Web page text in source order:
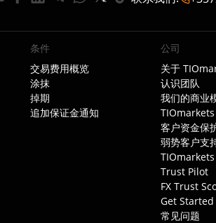
条件
交易费用概览
涂抹
掉期
追加保证金通知
公司
关于
认识团队
我们的商业
客户资金保
弱势客户支
Trust Pilot
FX Trust
Get Started
常见问题